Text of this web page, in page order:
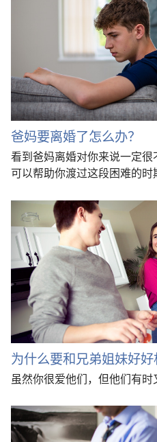
爸妈要离婚了怎么办？
看到爸妈离婚对你来说一定
可以帮助你渡过这段困难的时
为什么要和兄弟姐妹好好
虽然你很爱他们，但他们有时